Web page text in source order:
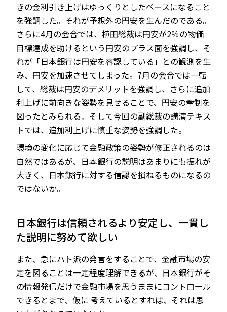
きの金利引き上げはゆっくりとしたペースになること
を強調した。それが予想外の円安を生んだのである。
さらに4月の会合では、植田総裁は円安が2％の物価
目標達成を助けるという円安のプラス面を強調し、そ
れが「日本銀行は円安を容認している」との観測を生
み、円安を加速させてしまった。7月の会合では一転
して、総裁は円安のデメリットを強調し、さらに追加
利上げに前向きな姿勢を見せることで、円安の牽制を
図ったとみられる。そして今回の副総裁の講演テキス
トでは、追加利上げに慎重な姿勢を強調した。
環境の変化に応じて金融政策の姿勢が修正されるのは
自然ではあるが、日本銀行の説明はあまりにも振れが
大きく、日本銀行に対する信認を損ねるものになるの
ではないか。
日本銀行は信頼されるより安定し、一貫し
た説明に努めて欲しい
また、急にハト派の発言をすることで、金融市場の安
定を図ることは一定程度理解できるが、日本銀行がそ
の情報発信だけで金融市場を思うままにコントロール
できるとまで、仮に 考えているとすれば、それは思